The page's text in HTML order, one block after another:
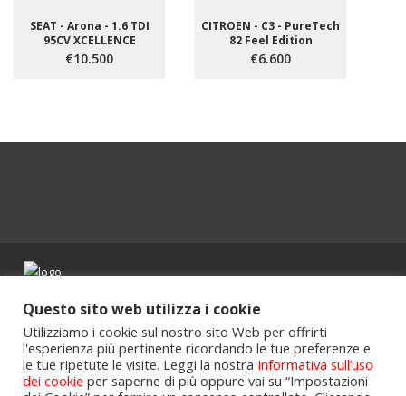
SEAT - Arona - 1.6 TDI
95CV XCELLENCE
€10.500
CITROEN - C3 - PureTech
82 Feel Edition
€6.600
Powered byPortalclub.
Questo sito web utilizza i cookie
Utilizziamo i cookie sul nostro sito Web per offrirti
l'esperienza più pertinente ricordando le tue preferenze e
le tue ripetute le visite. Leggi la nostra Informativa sull’uso
dei cookie per saperne di più oppure vai su “Impostazioni